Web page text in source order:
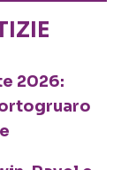
2026: